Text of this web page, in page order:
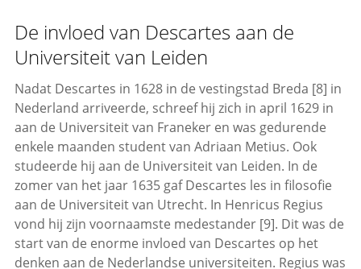
De invloed van Descartes aan de
Universiteit van Leiden
Nadat Descartes in 1628 in de vestingstad Breda [8] in
Nederland arriveerde, schreef hij zich in april 1629 in
aan de Universiteit van Franeker en was gedurende
enkele maanden student van Adriaan Metius. Ook
studeerde hij aan de Universiteit van Leiden. In de
zomer van het jaar 1635 gaf Descartes les in filosofie
aan de Universiteit van Utrecht. In Henricus Regius
vond hij zijn voornaamste medestander [9]. Dit was de
start van de enorme invloed van Descartes op het
denken aan de Nederlandse universiteiten. Regius was